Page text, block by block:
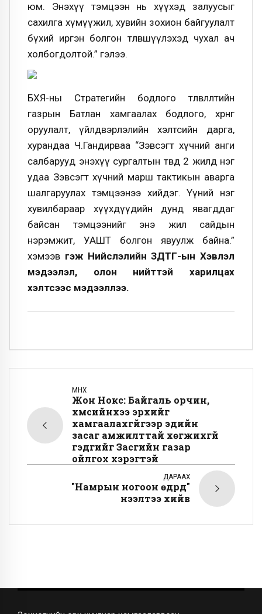
юм. Энэхүү тэмцээн нь хүүхэд залуусыг
сахилга хүмүүжил, хувийн зохион байгуулалт
бүхий иргэн болгон төлөвшүүлэхэд чухал ач
холбогдолтой.” гэлээ.
БХЯ-ны Стратегийн бодлого төлөвлөлтийн
газрын Батлан хамгаалах бодлого, хөрөнгө
оруулалт, үйлдвэрлэлийн хэлтсийн дарга,
хурандаа Ч.Гандирваа “Зэвсэгт хүчний анги
салбарууд энэхүү сургалтын төвд 2 жилд нэг
удаа Зэвсэгт хүчний марш тактикын аварга
шалгаруулах тэмцээнээ хийдэг. Үүний нэг
хувилбараар хүүхдүүдийн дунд явагддаг
байсан тэмцээнийг энэ жил сайдын
нэрэмжит, УАШТ болгон явуулж байна.”
хэмээв гэж Нийслэлийн ЗДТГ-ын Хэвлэл
мэдээлэл, олон нийттэй харилцах
хэлтсээс мэдээллээ.
ӨМНӨХ
Жон Нокс: Байгаль орчин,
хүмүүсийнхээ эрхийг
хамгаалахгүйгээр эдийн
засаг амжилттай хөгжихгүй
гэдгийг Засгийн газар
ойлгох хэрэгтэй
ДАРААХ
"Намрын ногоон өдрүүд"
нээлтээ хийв